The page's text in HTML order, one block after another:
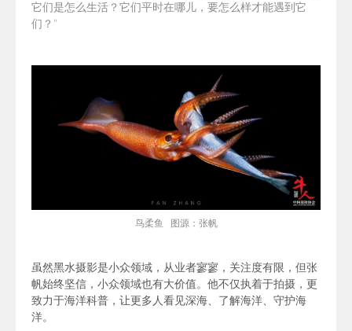
它们 是怎么生活？ 它们平时在哪儿，要怎么样才能遇到 它
们 ？ ”
鸟柔鱼 图源：张帆
虽然黑水摄影是小众领域，从业者寥寥，关注度有限，但张
帆始终坚信，小众领域也有大价值。他不仅执着于拍摄，更
致力于海洋科普，让更多人看见深海、了解海洋、守护海
洋。